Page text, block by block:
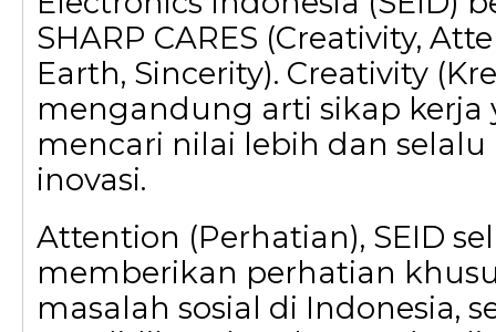
SHARP CARES (Creativity,
Earth, Sincerity). Creativity
mengandung arti sikap kerja
mencari nilai lebih dan
inovasi.
Attention (Perhatian), SEID
memberikan perhatian
masalah sosial di Indonesia,